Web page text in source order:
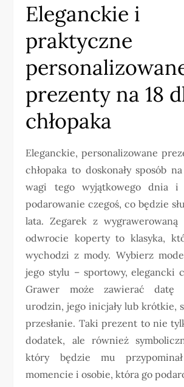
Eleganckie i
praktyczne
prezenty na 18
chłopaka
Eleganckie, personalizowane
chłopaka to doskonały sposób
wagi tego wyjątkowego dnia i
podarowanie czegoś, co będzie
lata. Zegarek z wygrawerowaną
odwrocie koperty to klasyka,
wychodzi z mody. Wybierz
jego stylu – sportowy, elegancki
Grawer może zawierać datę
urodzin, jego inicjały lub krótkie,
przesłanie. Taki prezent to nie
dodatek, ale również
który będzie mu
momencie i osobie, która go